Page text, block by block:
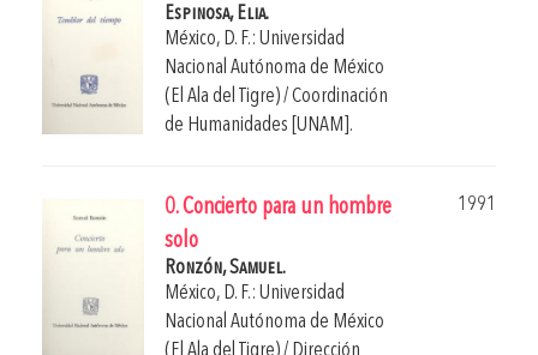
Espinosa, Elia.
México, D. F.: Universidad
Nacional Autónoma de México
(El Ala del Tigre) / Coordinación
de Humanidades [UNAM].
0. Concierto para un hombre
solo
1991
Ronzón, Samuel.
México, D. F.: Universidad
Nacional Autónoma de México